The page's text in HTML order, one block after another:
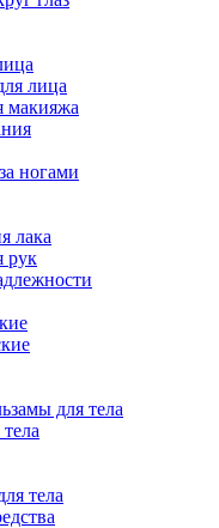
лица
макияжа
ногами
лака
рук
для тела
тела